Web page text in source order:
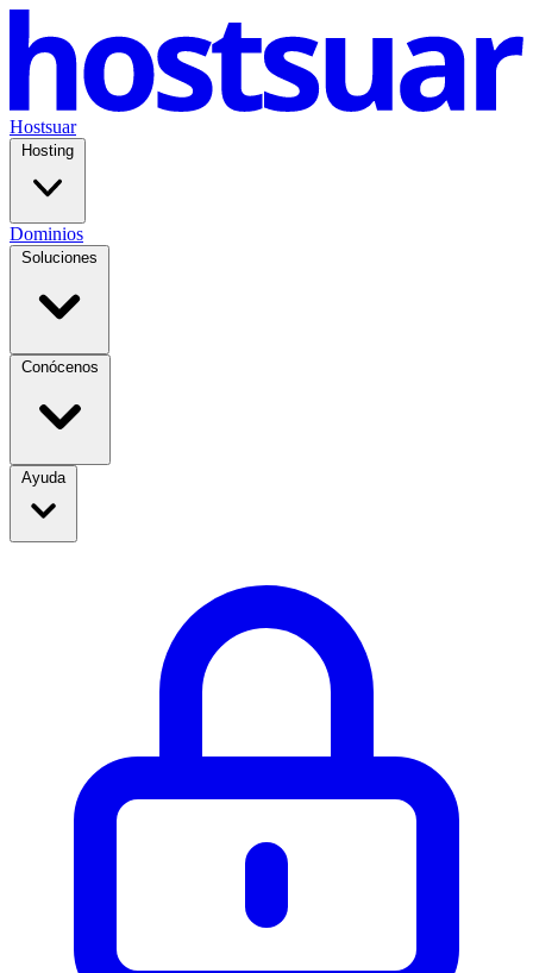
Hostsuar
Hosting
Dominios
Soluciones
Conócenos
Ayuda